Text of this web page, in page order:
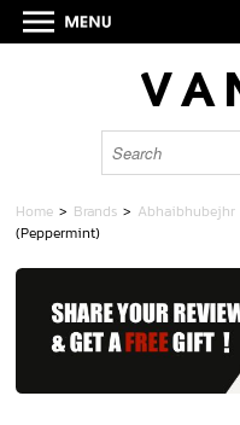
Home > Brands > Abhaibhubejhr
(Peppermint)